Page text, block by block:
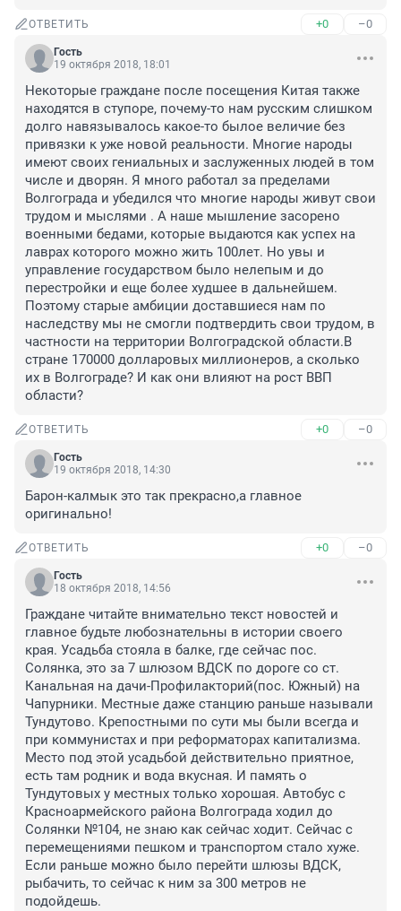
ОТВЕТИТЬ +0 –0
Гость
19 октября 2018, 18:01
Некоторые граждане после посещения Китая также
находятся в ступоре, почему-то нам русским слишком
долго навязывалось какое-то былое величие без
привязки к уже новой реальности. Многие народы
имеют своих гениальных и заслуженных людей в том
числе и дворян. Я много работал за пределами
Волгограда и убедился что многие народы живут свои
трудом и мыслями . А наше мышление засорено
военными бедами, которые выдаются как успех на
лаврах которого можно жить 100лет. Но увы и
управление государством было нелепым и до
перестройки и еще более худшее в дальнейшем.
Поэтому старые амбиции доставшиеся нам по
наследству мы не смогли подтвердить свои трудом, в
частности на территории Волгоградской области.В
стране 170000 долларовых миллионеров, а сколько
их в Волгограде? И как они влияют на рост ВВП
области?
ОТВЕТИТЬ +0 –0
Гость
19 октября 2018, 14:30
Барон-калмык это так прекрасно,а главное
оригинально!
ОТВЕТИТЬ +0 –0
Гость
18 октября 2018, 14:56
Граждане читайте внимательно текст новостей и
главное будьте любознательны в истории своего
края. Усадьба стояла в балке, где сейчас пос.
Солянка, это за 7 шлюзом ВДСК по дороге со ст.
Канальная на дачи-Профилакторий(пос. Южный) на
Чапурники. Местные даже станцию раньше называли
Тундутово. Крепостными по сути мы были всегда и
при коммунистах и при реформаторах капитализма.
Место под этой усадьбой действительно приятное,
есть там родник и вода вкусная. И память о
Тундутовых у местных только хорошая. Автобус с
Красноармейского района Волгограда ходил до
Солянки №104, не знаю как сейчас ходит. Сейчас с
перемещениями пешком и транспортом стало хуже.
Если раньше можно было перейти шлюзы ВДСК,
рыбачить, то сейчас к ним за 300 метров не
подойдешь.